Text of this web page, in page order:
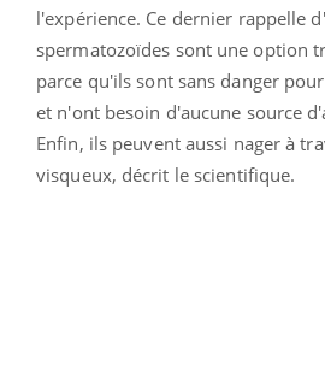
l'expérience. Ce dernier rappelle
spermatozoïdes sont une option
parce qu'ils sont sans danger pour
et n'ont besoin d'aucune source
Enfin, ils peuvent aussi nager à
visqueux, décrit le scientifique.